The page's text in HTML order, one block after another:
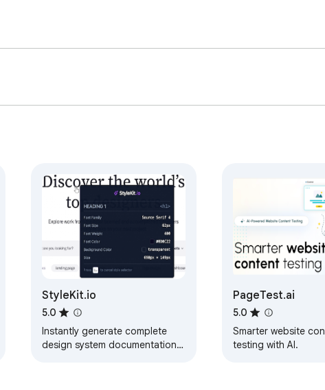
StyleKit.io
5.0
Instantly generate complete
design system documentation
PageTest.ai
5.0
Smarter website
testing with AI.